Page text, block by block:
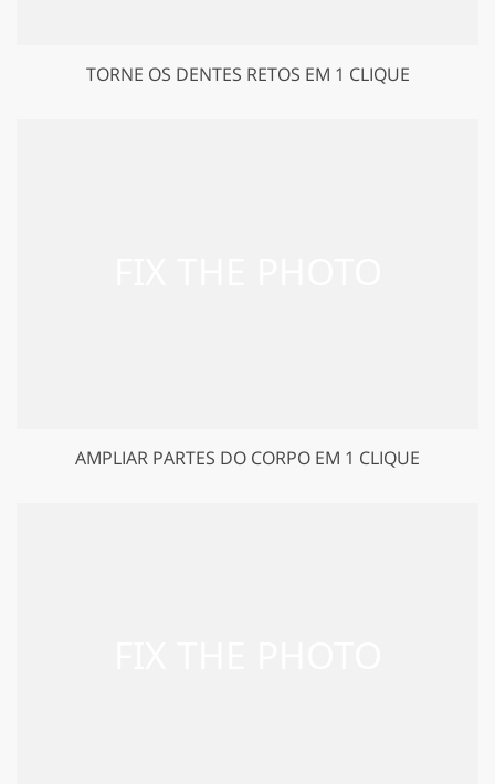
TORNE OS DENTES RETOS EM 1 CLIQUE
AMPLIAR PARTES DO CORPO EM 1 CLIQUE